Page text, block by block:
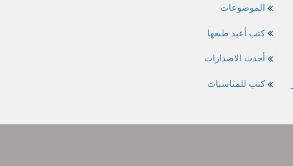
الموضوعات
كتب أعيد طبعها
أحدث الاصدارات
كتب للمناسبات